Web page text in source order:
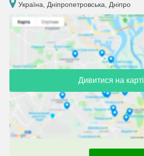
Україна, Дніпропетровська, Дніпро
Дивитися на карті